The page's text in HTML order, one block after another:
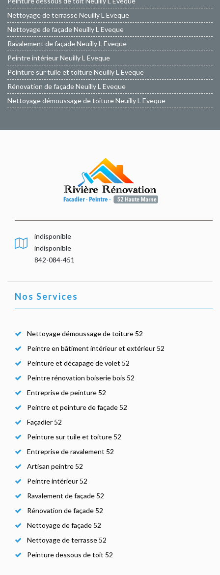
Nettoyage de terrasse Neuilly L Eveque
Nettoyage de façade Neuilly L Eveque
Ravalement de façade Neuilly L Eveque
Peintre intérieur Neuilly L Eveque
Peinture sur tuile et toiture Neuilly L Eveque
Rénovation de façade Neuilly L Eveque
Nettoyage démoussage de toiture Neuilly L Eveque
indisponible
indisponible
842-084-451
Nos Services
Nettoyage démoussage de toiture 52
Peintre en bâtiment intérieur et extérieur 52
Peinture et décapage de volet 52
Peintre rénovation boiserie bois 52
Entreprise de peinture 52
Peintre et peinture de façade 52
Façadier 52
Peinture sur tuile et toiture 52
Entreprise de ravalement 52
Artisan peintre 52
Peintre intérieur 52
Ravalement de façade 52
Rénovation de façade 52
Nettoyage de façade 52
Nettoyage de terrasse 52
Peinture dessous de toit 52